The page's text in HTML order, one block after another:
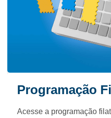
Programação
Acesse a programação